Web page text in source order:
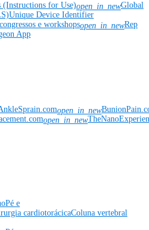
(Instructions for Use)open_in_newGlobal
Unique Device Identifier
e workshopsopen_in_newRep
App
open_in_new
open_in_new
Pé e
cardiotorácicaColuna vertebral